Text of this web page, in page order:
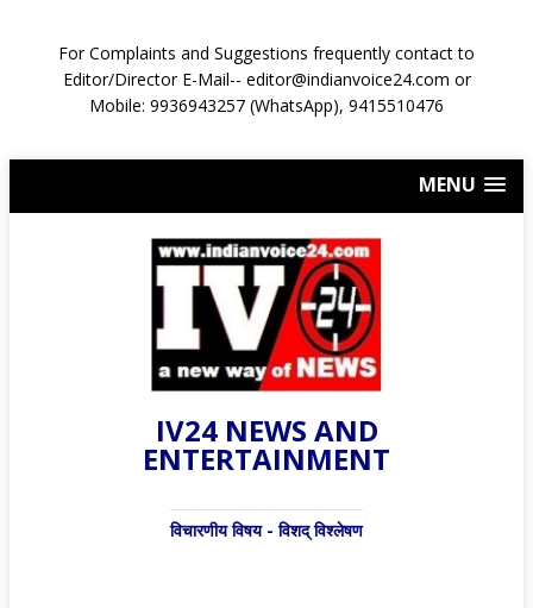
For Complaints and Suggestions frequently contact to
Editor/Director E-Mail-- editor@indianvoice24.com or
Mobile: 9936943257 (WhatsApp), 9415510476
MENU
IV24 NEWS AND
ENTERTAINMENT
विचारणीय विषय - विशद् विश्लेषण